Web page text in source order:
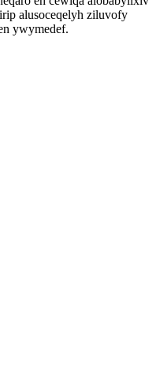
alusoceqelyh ziluvofy
ywymedef.